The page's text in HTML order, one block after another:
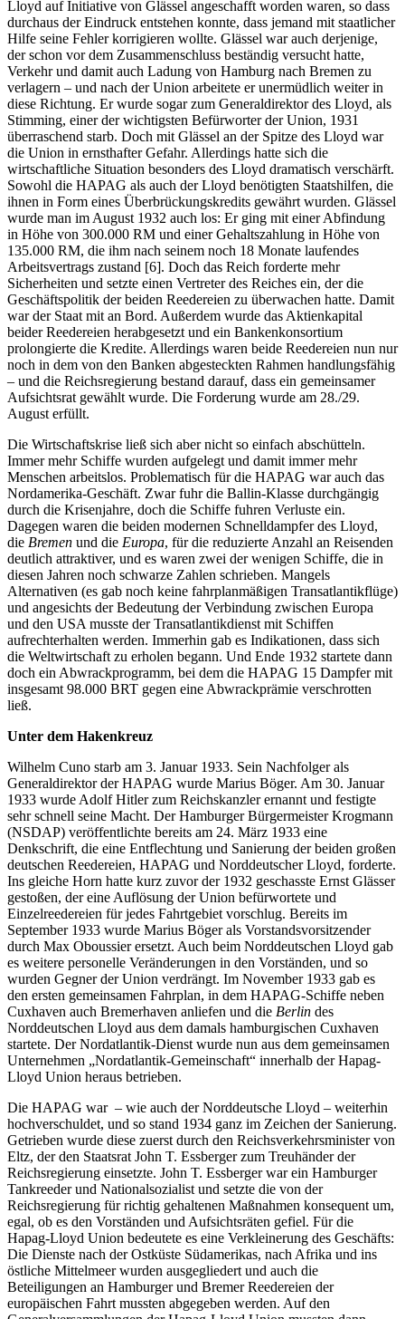
Lloyd auf Initiative von Glässel angeschafft worden waren, so dass
durchaus der Eindruck entstehen konnte, dass jemand mit staatlicher
Hilfe seine Fehler korrigieren wollte. Glässel war auch derjenige,
der schon vor dem Zusammenschluss beständig versucht hatte,
Verkehr und damit auch Ladung von Hamburg nach Bremen zu
verlagern – und nach der Union arbeitete er unermüdlich weiter in
diese Richtung. Er wurde sogar zum Generaldirektor des Lloyd, als
Stimming, einer der wichtigsten Befürworter der Union, 1931
überraschend starb. Doch mit Glässel an der Spitze des Lloyd war
die Union in ernsthafter Gefahr. Allerdings hatte sich die
wirtschaftliche Situation besonders des Lloyd dramatisch verschärft.
Sowohl die HAPAG als auch der Lloyd benötigten Staatshilfen, die
ihnen in Form eines Überbrückungskredits gewährt wurden. Glässel
wurde man im August 1932 auch los: Er ging mit einer Abfindung
in Höhe von 300.000 RM und einer Gehaltszahlung in Höhe von
135.000 RM, die ihm nach seinem noch 18 Monate laufendes
Arbeitsvertrags zustand [6]. Doch das Reich forderte mehr
Sicherheiten und setzte einen Vertreter des Reiches ein, der die
Geschäftspolitik der beiden Reedereien zu überwachen hatte. Damit
war der Staat mit an Bord. Außerdem wurde das Aktienkapital
beider Reedereien herabgesetzt und ein Bankenkonsortium
prolongierte die Kredite. Allerdings waren beide Reedereien nun nur
noch in dem von den Banken abgesteckten Rahmen handlungsfähig
– und die Reichsregierung bestand darauf, dass ein gemeinsamer
Aufsichtsrat gewählt wurde. Die Forderung wurde am 28./29.
August erfüllt.
Die Wirtschaftskrise ließ sich aber nicht so einfach abschütteln.
Immer mehr Schiffe wurden aufgelegt und damit immer mehr
Menschen arbeitslos. Problematisch für die HAPAG war auch das
Nordamerika-Geschäft. Zwar fuhr die Ballin-Klasse durchgängig
durch die Krisenjahre, doch die Schiffe fuhren Verluste ein.
Dagegen waren die beiden modernen Schnelldampfer des Lloyd,
die Bremen und die Europa, für die reduzierte Anzahl an Reisenden
deutlich attraktiver, und es waren zwei der wenigen Schiffe, die in
diesen Jahren noch schwarze Zahlen schrieben. Mangels
Alternativen (es gab noch keine fahrplanmäßigen Transatlantikflüge)
und angesichts der Bedeutung der Verbindung zwischen Europa
und den USA musste der Transatlantikdienst mit Schiffen
aufrechterhalten werden. Immerhin gab es Indikationen, dass sich
die Weltwirtschaft zu erholen begann. Und Ende 1932 startete dann
doch ein Abwrackprogramm, bei dem die HAPAG 15 Dampfer mit
insgesamt 98.000 BRT gegen eine Abwrackprämie verschrotten
ließ.
Unter dem Hakenkreuz
Wilhelm Cuno starb am 3. Januar 1933. Sein Nachfolger als
Generaldirektor der HAPAG wurde Marius Böger. Am 30. Januar
1933 wurde Adolf Hitler zum Reichskanzler ernannt und festigte
sehr schnell seine Macht. Der Hamburger Bürgermeister Krogmann
(NSDAP) veröffentlichte bereits am 24. März 1933 eine
Denkschrift, die eine Entflechtung und Sanierung der beiden großen
deutschen Reedereien, HAPAG und Norddeutscher Lloyd, forderte.
Ins gleiche Horn hatte kurz zuvor der 1932 geschasste Ernst Glässer
gestoßen, der eine Auflösung der Union befürwortete und
Einzelreedereien für jedes Fahrtgebiet vorschlug. Bereits im
September 1933 wurde Marius Böger als Vorstandsvorsitzender
durch Max Oboussier ersetzt. Auch beim Norddeutschen Lloyd gab
es weitere personelle Veränderungen in den Vorständen, und so
wurden Gegner der Union verdrängt. Im November 1933 gab es
den ersten gemeinsamen Fahrplan, in dem HAPAG-Schiffe neben
Cuxhaven auch Bremerhaven anliefen und die Berlin des
Norddeutschen Lloyd aus dem damals hamburgischen Cuxhaven
startete. Der Nordatlantik-Dienst wurde nun aus dem gemeinsamen
Unternehmen „Nordatlantik-Gemeinschaft“ innerhalb der Hapag-
Lloyd Union heraus betrieben.
Die HAPAG war – wie auch der Norddeutsche Lloyd – weiterhin
hochverschuldet, und so stand 1934 ganz im Zeichen der Sanierung.
Getrieben wurde diese zuerst durch den Reichsverkehrsminister von
Eltz, der den Staatsrat John T. Essberger zum Treuhänder der
Reichsregierung einsetzte. John T. Essberger war ein Hamburger
Tankreeder und Nationalsozialist und setzte die von der
Reichsregierung für richtig gehaltenen Maßnahmen konsequent um,
egal, ob es den Vorständen und Aufsichtsräten gefiel. Für die
Hapag-Lloyd Union bedeutete es eine Verkleinerung des Geschäfts:
Die Dienste nach der Ostküste Südamerikas, nach Afrika und ins
östliche Mittelmeer wurden ausgegliedert und auch die
Beteiligungen an Hamburger und Bremer Reedereien der
europäischen Fahrt mussten abgegeben werden. Auf den